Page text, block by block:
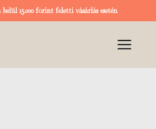
15.000 forint feletti vásárlás esetén